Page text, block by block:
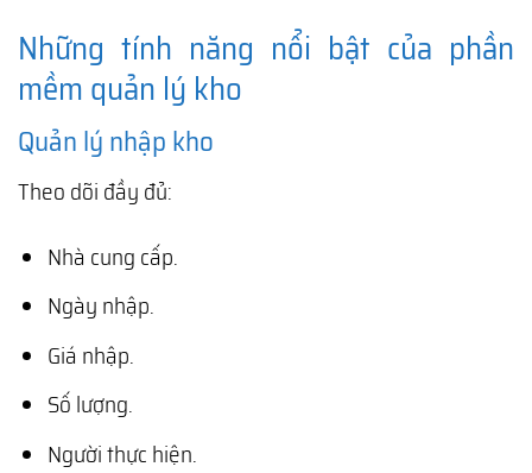
Những tính năng nổi bật của phần
mềm quản lý kho
Quản lý nhập kho
Theo dõi đầy đủ:
Nhà cung cấp.
Ngày nhập.
Giá nhập.
Số lượng.
Người thực hiện.